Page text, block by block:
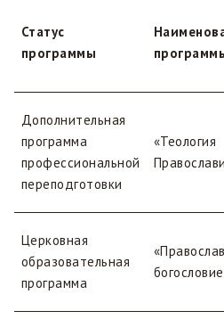
Статус
программы
Дополнительная
программа
профессиональной
переподготовки
«Теология
Церковная
образовательная
программа